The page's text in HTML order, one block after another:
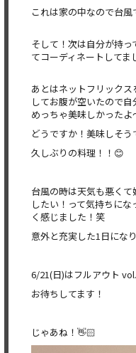
これは家の中なので台
そして！次は自分が持
てコーディネートしてま
あとはネットフリック
してお腹が空いたので
めっちゃ美味しかったよ
どうですか！美味しそう
久しぶりの料理！！😊
台風の時は天気も悪く
したい！って気持ちに
く感じました！笑
意外と充実した1日にな
6/21(日)はフルアウト
お待ちしてます！
じゃあね！👋🏻